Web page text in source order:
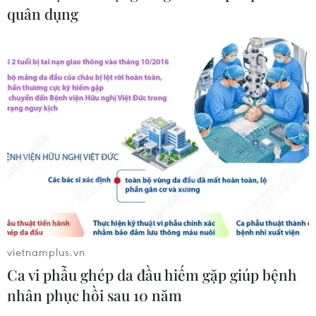
CƠ QUAN CHỦ QUẢN: THÔNG TẤN XÃ VIỆT NAM
Tổng Biên tập: TRẦN TIẾN DUẨN
Phó Tổng Biên tập: NGUYỄN THỊ TÁM, KHÚC THANH
THỦY
Quy định sử dụng
RSS
Hỗ trợ
Ngôn ngữ
Dịch vụ tin
Quảng cáo
Liên hệ
quân dụng
vietnamplus.vn
Ca vi phẫu ghép da đầu hiếm gặp giúp bệnh
nhân phục hồi sau 10 năm